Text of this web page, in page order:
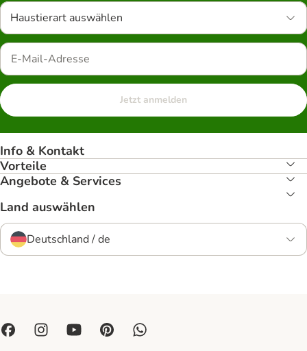
Haustierart auswählen
Jetzt anmelden
Info & Kontakt
Vorteile
Angebote & Services
Land auswählen
Deutschland / de